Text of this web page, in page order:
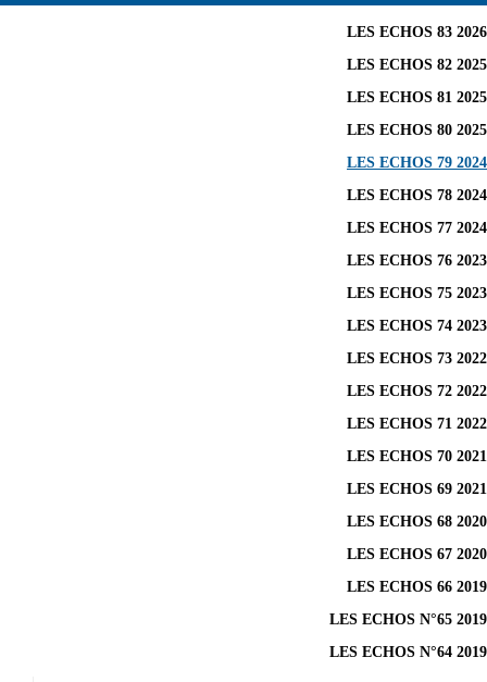
LES ECHOS 83 2026
LES ECHOS 82 2025
LES ECHOS 81 2025
LES ECHOS 80 2025
LES ECHOS 79 2024
LES ECHOS 78 2024
LES ECHOS 77 2024
LES ECHOS 76 2023
LES ECHOS 75 2023
LES ECHOS 74 2023
LES ECHOS 73 2022
LES ECHOS 72 2022
LES ECHOS 71 2022
LES ECHOS 70 2021
LES ECHOS 69 2021
LES ECHOS 68 2020
LES ECHOS 67 2020
LES ECHOS 66 2019
LES ECHOS N°65 2019
LES ECHOS N°64 2019